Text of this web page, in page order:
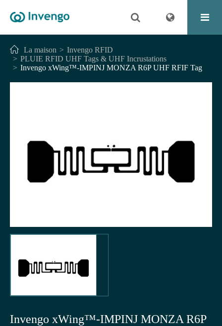
La maison
Invengo RFID
PLUIE RFID UHF Tags & UHF Incrustations
Invengo xWing™-IMPINJ MONZA R6P UHF RFIF Tag
Invengo xWing™-IMPINJ MONZA R6P